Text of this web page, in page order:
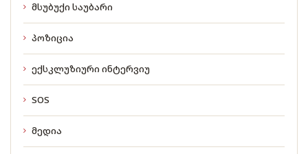
მსუბუქი საუბარი
პოზიცია
ექსკლუზიური ინტერვიუ
SOS
მედია